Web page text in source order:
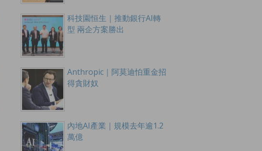
科技園恒生｜推動銀行AI轉
型 兩企方案勝出
Anthropic｜阿莫迪怕重金招
得貪財奴
內地AI產業｜規模去年逾1.2
萬億